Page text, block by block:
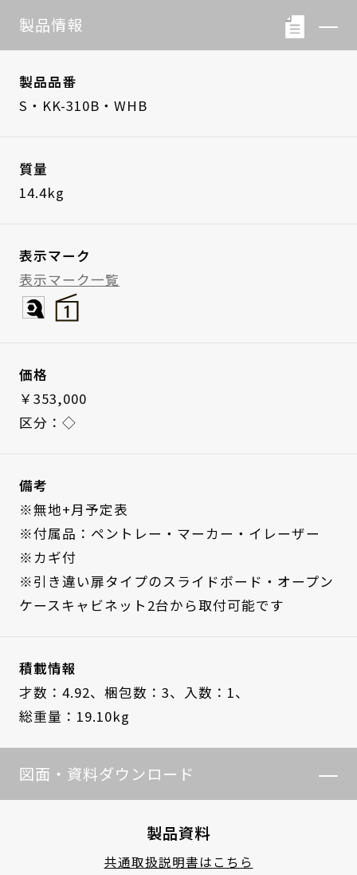
製品情報
製品品番
S・KK-310B・WHB
質量
14.4kg
表示マーク
表示マーク一覧
価格
￥353,000
区分：◇
備考
※無地+月予定表
※付属品：ペントレー・マーカー・イレーザー
※カギ付
※引き違い扉タイプのスライドボード・オープン
ケースキャビネット2台から取付可能です
積載情報
才数：4.92、 梱包数：3、 入数：1、
総重量：19.10kg
図面・資料ダウンロード
製品資料
共通取扱説明書はこちら